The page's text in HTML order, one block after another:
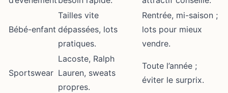
Bébé-enfant
Tailles vite
dépassées, lots
pratiques.
Rentrée, mi-saison ;
lots pour mieux
vendre.
Sportswear
Lacoste, Ralph
Lauren, sweats
propres.
Toute l’année ;
éviter le surprix.